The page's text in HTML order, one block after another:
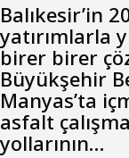
Balıkesir’in
yatırımlarla
birer birer
Büyükşehir
Manyas’ta
asfalt
yollarının…